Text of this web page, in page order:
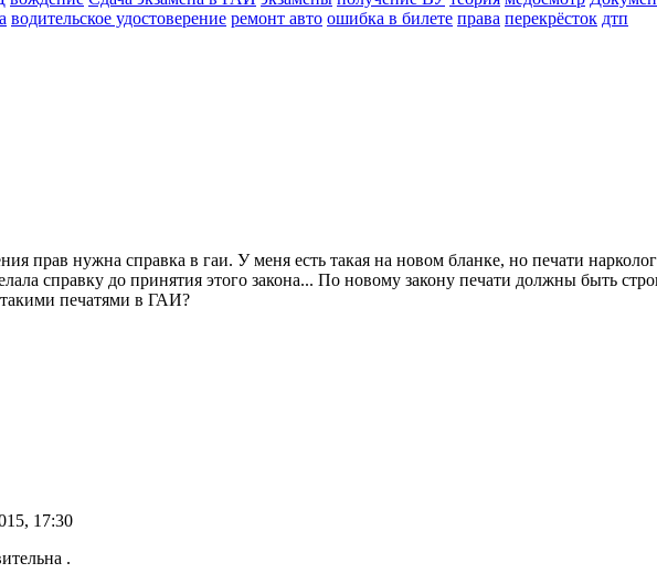
водительское удостоверение ремонт авто ошибка в билете права перекрёсток дтп
прав нужна справка в гаи. У меня есть такая на новом бланке, но печати
справку до принятия этого закона... По новому закону печати должны быть
печатями в ГАИ?
17:30
.